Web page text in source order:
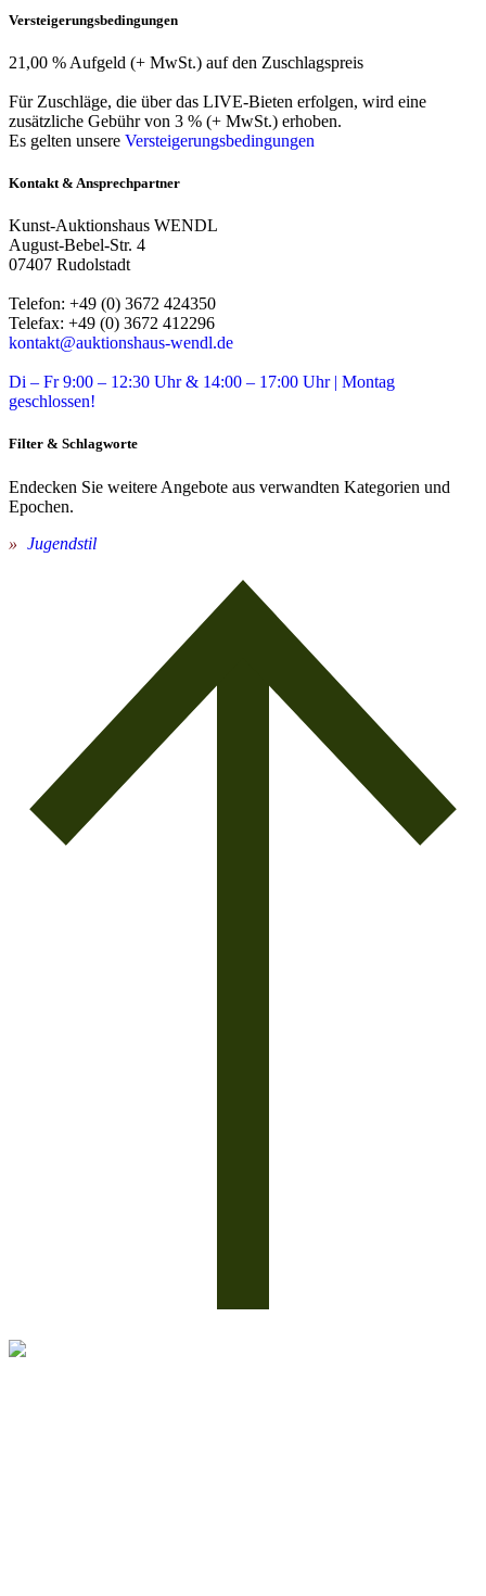
Versteigerungsbedingungen
21,00 % Aufgeld (+ MwSt.) auf den Zuschlagspreis
Für Zuschläge, die über das LIVE-Bieten erfolgen, wird eine
zusätzliche Gebühr von 3 % (+ MwSt.) erhoben.
Es gelten unsere Versteigerungsbedingungen
Kontakt & Ansprechpartner
Kunst-Auktionshaus WENDL
August-Bebel-Str. 4
07407 Rudolstadt
Telefon: +49 (0) 3672 424350
Telefax: +49 (0) 3672 412296
kontakt@auktionshaus-wendl.de
Di – Fr 9:00 – 12:30 Uhr & 14:00 – 17:00 Uhr | Montag
geschlossen!
Filter & Schlagworte
Endecken Sie weitere Angebote aus verwandten Kategorien und
Epochen.
Jugendstil